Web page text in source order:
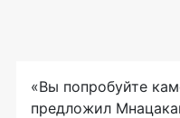
«Вы попробуйте
предложил